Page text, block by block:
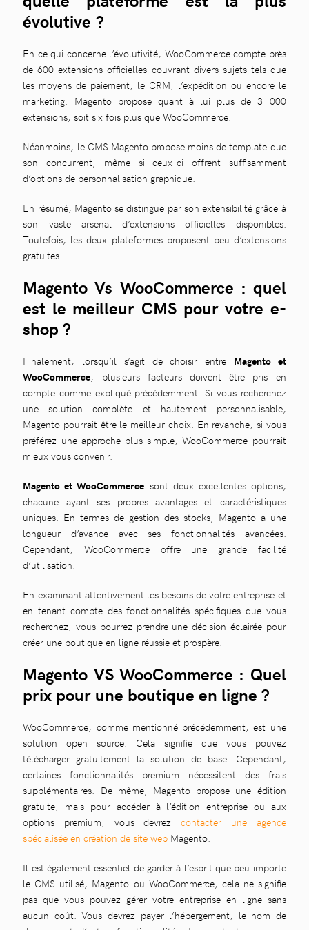
évolutive ?
En ce qui concerne l’évolutivité, WooCommerce compte près
de 600 extensions officielles couvrant divers sujets tels que
les moyens de paiement, le CRM, l’expédition ou encore le
marketing. Magento propose quant à lui plus de 3 000
extensions, soit six fois plus que WooCommerce.
Néanmoins, le CMS Magento propose moins de template que
son concurrent, même si ceux-ci offrent suffisamment
d’options de personnalisation graphique.
En résumé, Magento se distingue par son extensibilité grâce à
son vaste arsenal d’extensions officielles disponibles.
Toutefois, les deux plateformes proposent peu d’extensions
gratuites.
Magento Vs WooCommerce : quel
est le meilleur CMS pour votre e-
shop ?
Finalement, lorsqu’il s’agit de choisir entre Magento et
WooCommerce, plusieurs facteurs doivent être pris en
compte comme expliqué précédemment. Si vous recherchez
une solution complète et hautement personnalisable,
Magento pourrait être le meilleur choix. En revanche, si vous
préférez une approche plus simple, WooCommerce pourrait
mieux vous convenir.
Magento et WooCommerce sont deux excellentes options,
chacune ayant ses propres avantages et caractéristiques
uniques. En termes de gestion des stocks, Magento a une
longueur d’avance avec ses fonctionnalités avancées.
Cependant, WooCommerce offre une grande facilité
d’utilisation.
En examinant attentivement les besoins de votre entreprise et
en tenant compte des fonctionnalités spécifiques que vous
recherchez, vous pourrez prendre une décision éclairée pour
créer une boutique en ligne réussie et prospère.
Magento VS WooCommerce : Quel
prix pour une boutique en ligne ?
WooCommerce, comme mentionné précédemment, est une
solution open source. Cela signifie que vous pouvez
télécharger gratuitement la solution de base. Cependant,
certaines fonctionnalités premium nécessitent des frais
supplémentaires. De même, Magento propose une édition
gratuite, mais pour accéder à l’édition entreprise ou aux
options premium, vous devrezcontacter une agence
spécialisée en création de site web Magento.
Il est également essentiel de garder à l’esprit que peu importe
le CMS utilisé, Magento ou WooCommerce, cela ne signifie
pas que vous pouvez gérer votre entreprise en ligne sans
aucun coût. Vous devrez payer l’hébergement, le nom de